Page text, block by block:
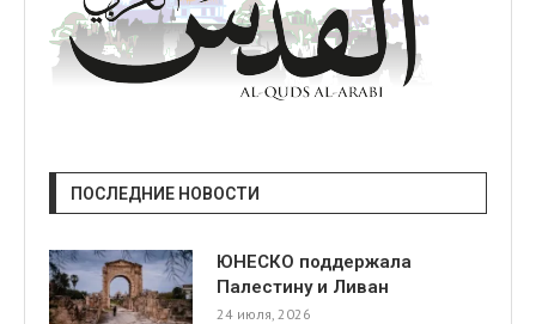
ПОСЛЕДНИЕ НОВОСТИ
ЮНЕСКО поддержала
Палестину и Ливан
24 июля, 2026